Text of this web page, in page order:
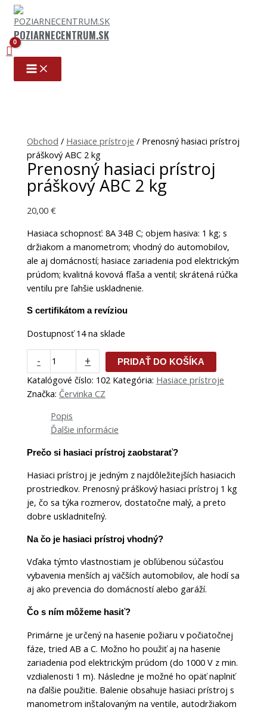
Preskočiť
obsah
POZIARNECENTRUM.SK
Obchod / Hasiace prístroje / Prenosný hasiaci prístroj
práškový ABC 2 kg
Prenosný hasiaci prístroj
práškový ABC 2 kg
20,00€
Hasiaca schopnosť: 8A 34B C; objem hasiva: 1 kg; s
držiakom a manometrom; vhodný do automobilov,
ale aj domácností; hasiace zariadenia pod elektrickým
prúdom; kvalitná kovová fľaša a ventil; skrátená rúčka
ventilu pre ľahšie uskladnenie.
S certifikátom a revíziou
Dostupnosť 14 na sklade
-
prístroj
práškový
ABC
2
kg
+ PRIDAŤ DO KOŠÍKA
Katalógové číslo: 102 Kategória: Hasiace prístroje
Značka: Červinka CZ
Popis
Ďalšie informácie
Prečo si hasiaci prístroj zaobstarať?
Hasiaci prístroj je jedným z najdôležitejších hasiacich
prostriedkov. Prenosný práškový hasiaci prístroj 1 kg
je, čo sa týka rozmerov, dostatočne malý, a preto
dobre uskladniteľný.
Na čo je hasiaci prístroj vhodný?
Vďaka týmto vlastnostiam je obľúbenou súčasťou
vybavenia menších aj väčších automobilov, ale hodí sa
aj ako prevencia do domácností alebo garáží.
Čo s ním môžeme hasiť?
Primárne je určený na hasenie požiaru v počiatočnej
fáze, tried AB a C. Možno ho použiť aj na hasenie
zariadenia pod elektrickým prúdom (do 1000 V z min.
vzdialenosti 1 m). Následne je možné ho opäť naplniť
na ďalšie použitie. Balenie obsahuje hasiaci prístroj s
manometrom inštalovaným na ventile, autodržiakom